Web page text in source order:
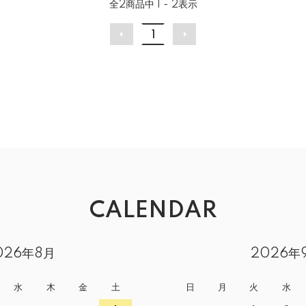
全2商品中 1 - 2表示
CALENDAR
年8月
水 木 金 土
2026年
日 月 火 水